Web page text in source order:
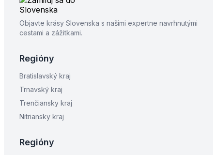
Objavte krásy Slovenska s našimi expertne navrhnutými
cestami a zážitkami.
Regióny
Bratislavský kraj
Trnavský kraj
Trenčiansky kraj
Nitriansky kraj
Regióny